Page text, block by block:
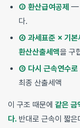
③ 환산급여공제 —
다.
④ 과세표준 × 기본
환산산출세액을 구
⑤ 다시 근속연수로
최종 산출세액
이 구조 때문에 같은 금
다. 반대로 근속이 짧